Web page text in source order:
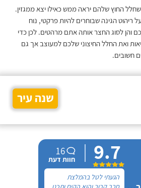
החוץ שלהם יראה ממש כאילו יצא ממגזין.
הגינה שבוחרים להיות פרקטי, נוח
והן לסוג החצר אותה אתם מרהטים. לכן כדי
ואת החלל החיצוני שלכם למעוצב אך גם
חשובים.
שנה עיר
9.7
16
חוות דעת
הגעתי לטל בהמלצת